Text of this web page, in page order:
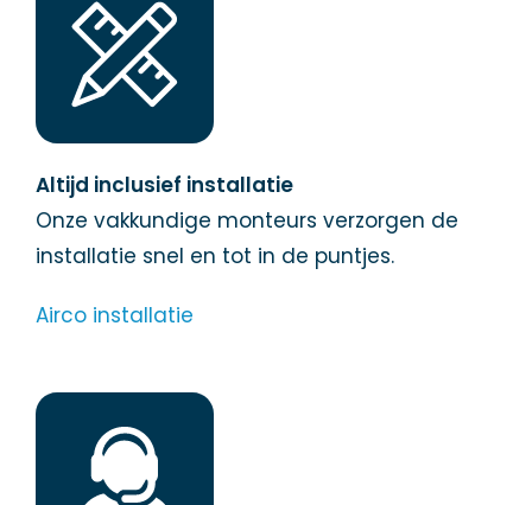
Altijd inclusief installatie
Onze vakkundige monteurs verzorgen de
installatie snel en tot in de puntjes.
Airco installatie